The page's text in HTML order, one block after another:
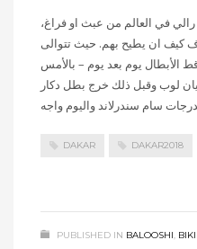
في العالم من عبث او فراغ،
كيف ان يطيح بهم. حيث تتوالى
الأبطال يوم بعد يوم – بالأمس
لوب وقبل ذلك خرج بطل دكار
DAKAR DAKAR2018
PUBLISHED IN BALOOSHI,